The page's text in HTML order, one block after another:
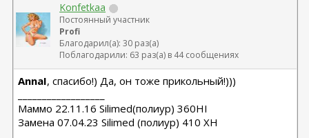
Konfetkaa
Постоянный участник
Profi
Благодарил(а): 30 раз(а)
Поблагодарили: 63 раз(а) в 44 сообщениях
AnnaI, спасибо!) Да, он тоже прикольный!)))
Маммо 22.11.16 Silimed(полиур) 360HI
Замена 07.04.23 Silimed (полиур) 410 XH